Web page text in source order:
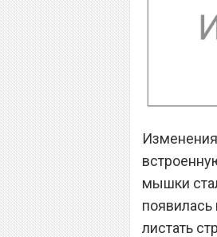
мышки
листать